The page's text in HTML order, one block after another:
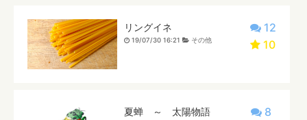
12
10
リングイネ
19/07/30 16:21 その他
8
夏蝉 ～ 太陽物語